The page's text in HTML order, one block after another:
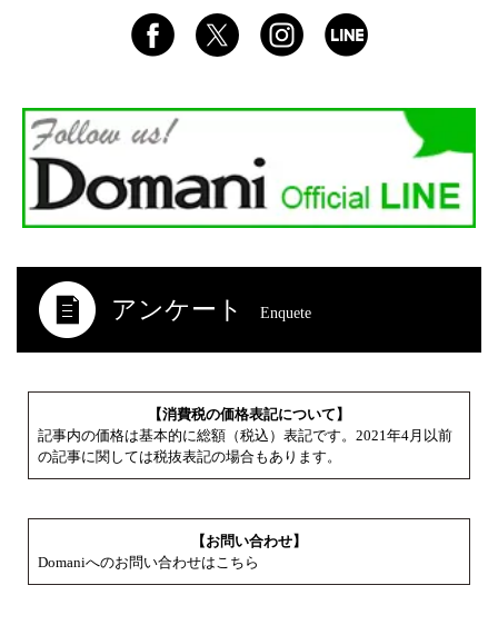
アンケート Enquete
【消費税の価格表記について】
記事内の価格は基本的に総額（税込）表記です。2021年4月以前
の記事に関しては税抜表記の場合もあります。
【お問い合わせ】
Domaniへのお問い合わせはこちら